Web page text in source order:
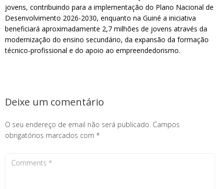
jovens, contribuindo para a implementação do Plano Nacional de
Desenvolvimento 2026-2030, enquanto na Guiné a iniciativa
beneficiará aproximadamente 2,7 milhões de jovens através da
modernização do ensino secundário, da expansão da formação
técnico-profissional e do apoio ao empreendedorismo.
Deixe um comentário
O seu endereço de email não será publicado. Campos
obrigatórios marcados com *